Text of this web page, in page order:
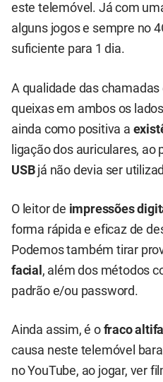
este telemóvel. Já com
alguns jogos e sempre no
suficiente para 1 dia.
A qualidade das
queixas em ambos os
ainda como positiva a
ligação dos auriculares, ao
USBjá não devia ser
O leitor de impressões
forma rápida e eficaz de
Podemos também tirar
facial , além dos métodos
padrão e/ou password.
Ainda assim, é o fraco
causa neste telemóvel
no YouTube, ao jogar, ver